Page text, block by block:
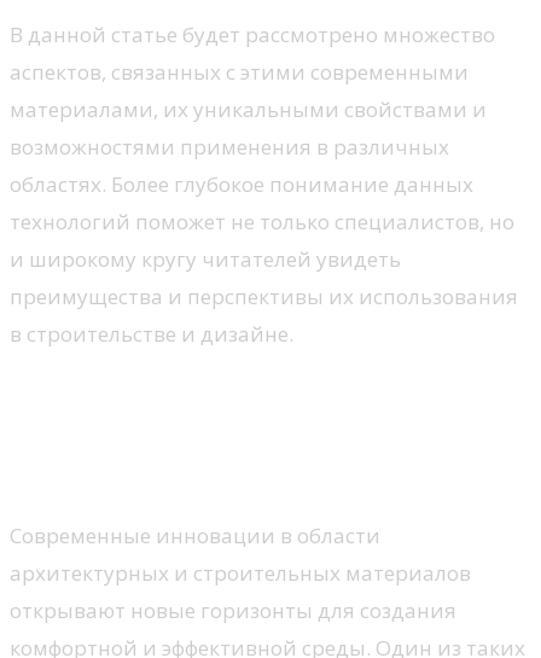
В данной статье будет рассмотрено множество
аспектов, связанных с этими современными
материалами, их уникальными свойствами и
возможностями применения в различных
областях. Более глубокое понимание данных
технологий поможет не только специалистов, но
и широкому кругу читателей увидеть
преимущества и перспективы их использования
в строительстве и дизайне.
Современные инновации в области
архитектурных и строительных материалов
открывают новые горизонты для создания
комфортной и эффективной среды. Один из таких